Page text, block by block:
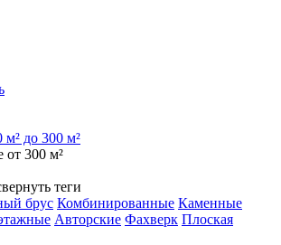
до 300 м²
от 300 м²
теги
брус Комбинированные Каменные
Авторские Фахверк Плоская